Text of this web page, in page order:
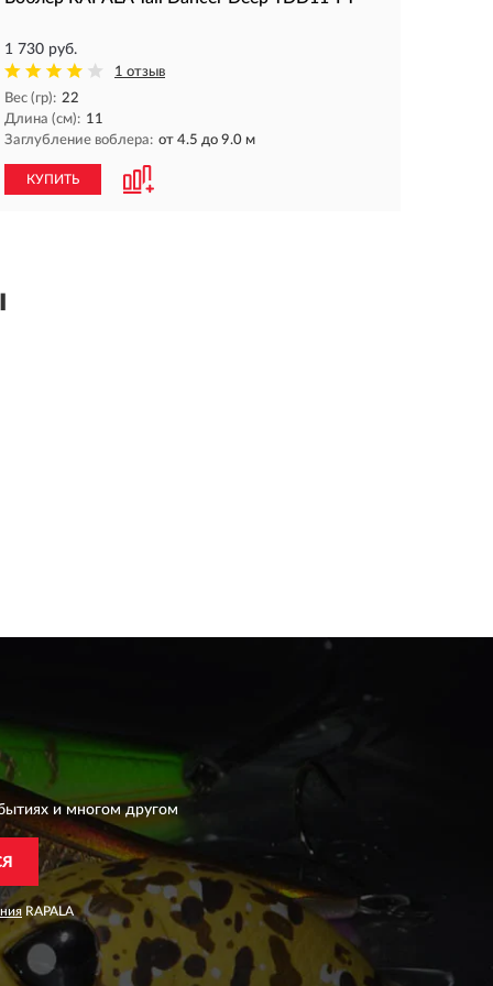
1 730 руб.
1 отзыв
Вес (гр): 22
Длина (см): 11
Заглубление воблера: от 4.5 до 9.0 м
КУПИТЬ
и многом другом
RAPALA